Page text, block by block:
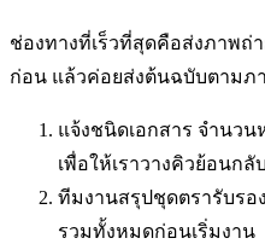
ช่องทางที่เร็วที่สุดคือส่งภาพถ่
ก่อน แล้วค่อยส่งต้นฉบับตามภ
แจ้งชนิดเอกสาร จำนว
เพื่อให้เราวางคิวย้อนกลั
ทีมงานสรุปชุดตรารับรอ
รวมทั้งหมดก่อนเริ่มงาน